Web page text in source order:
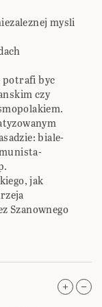
mysli
potrafi byc
czy
biale-
jak
Szanownego